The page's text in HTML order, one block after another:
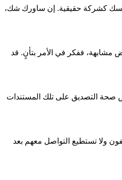
كشركة حقيقية. إن ساورك شك،
مشابهة، ففكر في الأمر بتأنٍ. قد
صحة التصديق على تلك المستندات
ولا تستطيع التواصل معهم بعد